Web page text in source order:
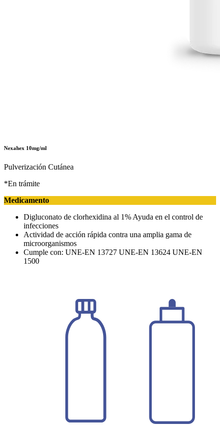
Nexahex 10mg/ml
Pulverización Cutánea
*En trámite
Medicamento
Digluconato de clorhexidina al 1% Ayuda en el control de
infecciones
Actividad de acción rápida contra una amplia gama de
microorganismos
Cumple con: UNE-EN 13727 UNE-EN 13624 UNE-EN
1500